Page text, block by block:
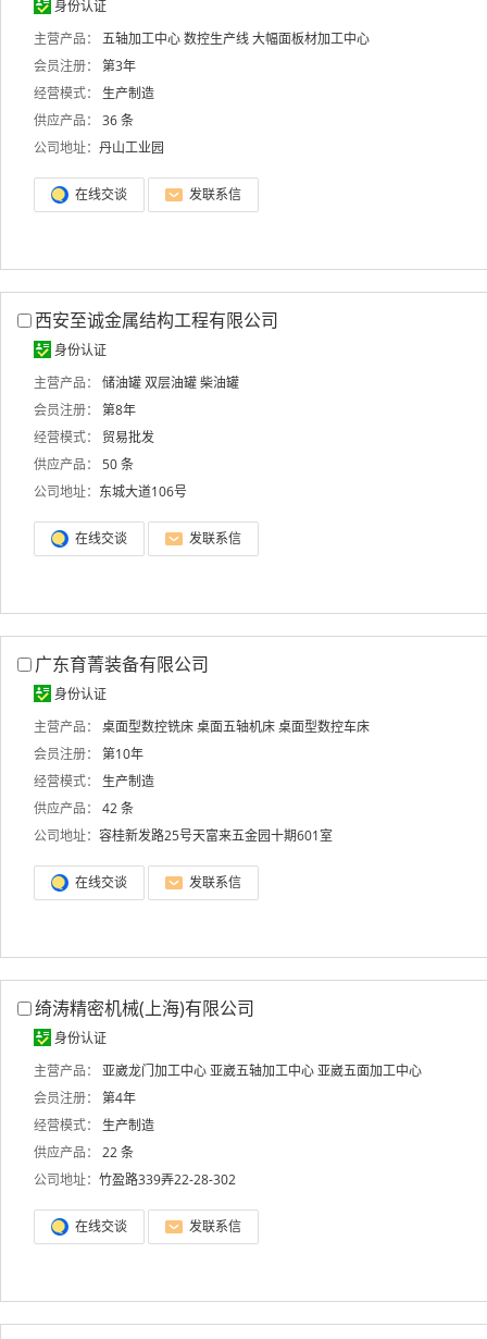
身份认证
主营产品：
五轴加工中心数控生产线大幅面板材加工中心
会员注册：
第3年
经营模式：
生产制造
供应产品：
36 条
公司地址： 丹山工业园
在线交谈 发联系信
西安至诚金属结构工程有限公司
身份认证
主营产品：
储油罐双层油罐柴油罐
会员注册：
第8年
经营模式：
贸易批发
供应产品：
50 条
公司地址： 东城大道106号
在线交谈 发联系信
广东育菁装备有限公司
身份认证
主营产品：
桌面型数控铣床桌面五轴机床桌面型数控车床
会员注册：
第10年
经营模式：
生产制造
供应产品：
42 条
公司地址： 容桂新发路25号天富来五金园十期601室
在线交谈 发联系信
绮涛精密机械(上海)有限公司
身份认证
主营产品：
亚崴龙门加工中心亚崴五轴加工中心亚崴五面加工中心
会员注册：
第4年
经营模式：
生产制造
供应产品：
22 条
公司地址： 竹盈路339弄22-28-302
在线交谈 发联系信